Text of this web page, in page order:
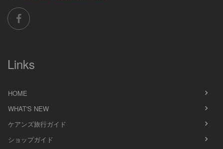
Links
HOME
WHAT'S NEW
ケアンズ旅行ガイド
ショップガイド